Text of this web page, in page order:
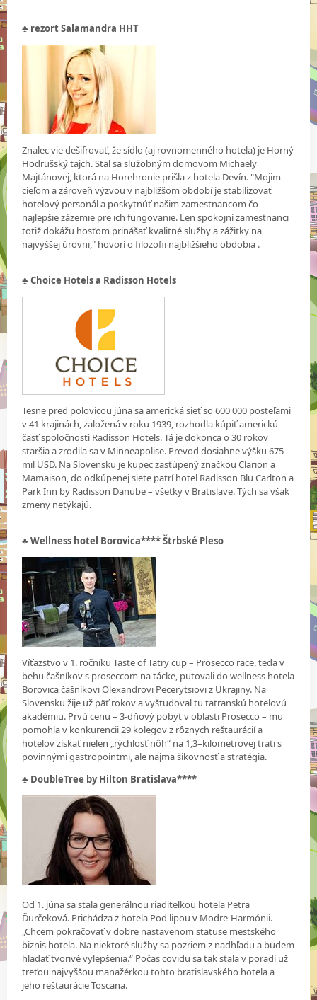
♣ rezort Salamandra HHT
Znalec vie dešifrovať, že sídlo (aj rovnomenného hotela) je Horný
Hodrušský tajch. Stal sa služobným domovom Michaely
Majtánovej, ktorá na Horehronie prišla z hotela Devín. "Mojim
cieľom a zároveň výzvou v najbližšom období je stabilizovať
hotelový personál a poskytnúť našim zamestnancom čo
najlepšie zázemie pre ich fungovanie. Len spokojní zamestnanci
totiž dokážu hosťom prinášať kvalitné služby a zážitky na
najvyššej úrovni," hovorí o filozofii najbližšieho obdobia .
♣ Choice Hotels a Radisson Hotels
Tesne pred polovicou júna sa americká sieť so 600 000 posteľami
v 41 krajinách, založená v roku 1939, rozhodla kúpiť americkú
časť spoločnosti Radisson Hotels. Tá je dokonca o 30 rokov
staršia a zrodila sa v Minneapolise. Prevod dosiahne výšku 675
mil USD. Na Slovensku je kupec zastúpený značkou Clarion a
Mamaison, do odkúpenej siete patrí hotel Radisson Blu Carlton a
Park Inn by Radisson Danube – všetky v Bratislave. Tých sa však
zmeny netýkajú.
♣ Wellness hotel Borovica**** Štrbské Pleso
Víťazstvo v 1. ročníku Taste of Tatry cup – Prosecco race, teda v
behu čašníkov s proseccom na tácke, putovali do wellness hotela
Borovica čašníkovi Olexandrovi Pecerytsiovi z Ukrajiny. Na
Slovensku žije už päť rokov a vyštudoval tu tatranskú hotelovú
akadémiu. Prvú cenu – 3-dňový pobyt v oblasti Prosecco – mu
pomohla v konkurencii 29 kolegov z rôznych reštaurácií a
hotelov získať nielen „rýchlosť nôh“ na 1,3–kilometrovej trati s
povinnými gastropointmi, ale najmä šikovnosť a stratégia.
♣ DoubleTree by Hilton Bratislava****
Od 1. júna sa stala generálnou riaditeľkou hotela Petra
Ďurčeková. Prichádza z hotela Pod lipou v Modre-Harmónii.
„Chcem pokračovať v dobre nastavenom statuse mestského
biznis hotela. Na niektoré služby sa pozriem z nadhľadu a budem
hľadať tvorivé vylepšenia.“ Počas covidu sa tak stala v poradí už
treťou najvyššou manažérkou tohto bratislavského hotela a
jeho reštaurácie Toscana.